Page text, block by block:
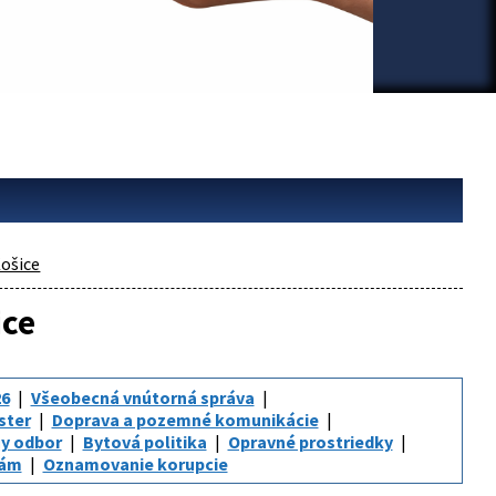
Všeobecná vnútorná správa
Doprava a pozemné komunikácie
odbor Bytová politika
Opravné prostriedky
Oznamovanie korupcie